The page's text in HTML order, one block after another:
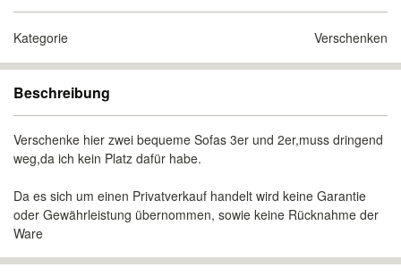
Kategorie Verschenken
Beschreibung
Verschenke hier zwei bequeme Sofas 3er und 2er,muss dringend
weg,da ich kein Platz dafür habe.
Da es sich um einen Privatverkauf handelt wird keine Garantie
oder Gewährleistung übernommen, sowie keine Rücknahme der
Ware